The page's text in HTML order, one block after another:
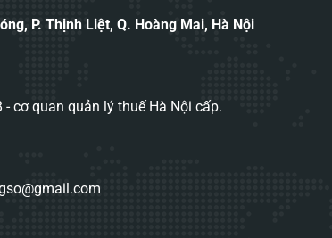
P. Thịnh Liệt, Q. Hoàng Mai, Hà Nội
cơ quan quản lý thuế Hà Nội cấp.